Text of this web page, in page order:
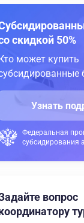
скидкой 50%
может купить
Узнать
Федеральная
субсидирования
вопрос